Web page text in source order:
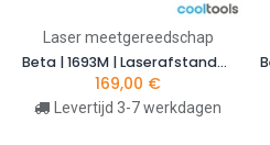
Laser meetgereedschap
Beta | 1693M | Laserafstandsmeter multifunctioneel, 80 m | 016930080
169,00 €
Levertijd 3-7 werkdagen